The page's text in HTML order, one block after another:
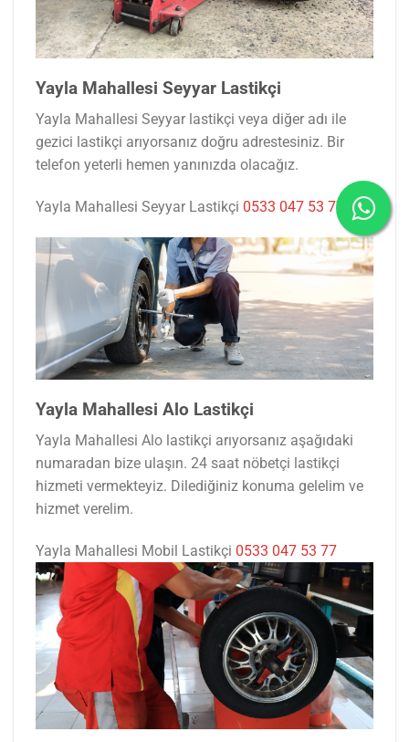
Yayla Mahallesi Seyyar Lastikçi
Yayla Mahallesi Seyyar lastikçi veya diğer adı ile
gezici lastikçi arıyorsanız doğru adrestesiniz. Bir
telefon yeterli hemen yanınızda olacağız.
Yayla Mahallesi Seyyar Lastikçi 0533 047 53 77
Yayla Mahallesi Alo Lastikçi
Yayla Mahallesi Alo lastikçi arıyorsanız aşağıdaki
numaradan bize ulaşın. 24 saat nöbetçi lastikçi
hizmeti vermekteyiz. Dilediğiniz konuma gelelim ve
hizmet verelim.
Yayla Mahallesi Mobil Lastikçi 0533 047 53 77